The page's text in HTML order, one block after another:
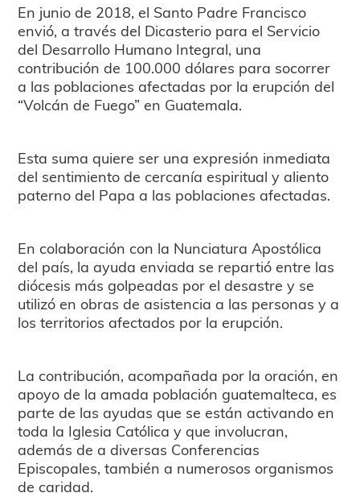
En junio de 2018, el Santo Padre Francisco
envió, a través del Dicasterio para el Servicio
del Desarrollo Humano Integral, una
contribución de 100.000 dólares para socorrer
a las poblaciones afectadas por la erupción del
“Volcán de Fuego” en Guatemala.
Esta suma quiere ser una expresión inmediata
del sentimiento de cercanía espiritual y aliento
paterno del Papa a las poblaciones afectadas.
En colaboración con la Nunciatura Apostólica
del país, la ayuda enviada se repartió entre las
diócesis más golpeadas por el desastre y se
utilizó en obras de asistencia a las personas y a
los territorios afectados por la erupción.
La contribución, acompañada por la oración, en
apoyo de la amada población guatemalteca, es
parte de las ayudas que se están activando en
toda la Iglesia Católica y que involucran,
además de a diversas Conferencias
Episcopales, también a numerosos organismos
de caridad.